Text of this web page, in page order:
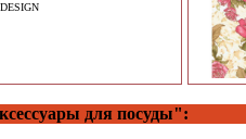
для посуды":